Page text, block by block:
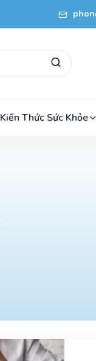
Kiến Thức Sức Khỏe